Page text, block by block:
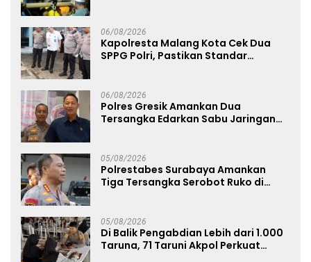
06/08/2026
Kapolresta Malang Kota Cek Dua
SPPG Polri, Pastikan Standar
06/08/2026
Polres Gresik Amankan Dua
Tersangka Edarkan Sabu Jaringan
05/08/2026
Polrestabes Surabaya Amankan
Tiga Tersangka Serobot Ruko di
05/08/2026
Di Balik Pengabdian Lebih dari 1.000
Taruna, 71 Taruni Akpol Perkuat